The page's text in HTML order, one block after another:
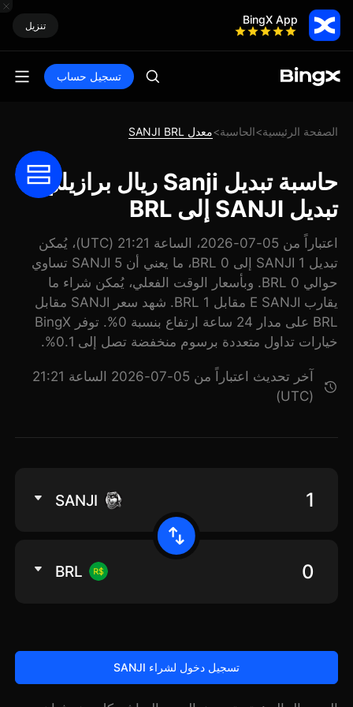
BingX App تنزيل
تسجيل حساب
الصفحة الرئيسية>الحاسبة>معدل SANJI BRL
حاسبة تبديل Sanji ريال برازيلي:
تبديل SANJI إلى BRL
اعتباراً من 05-07-2026، الساعة 21:21 (UTC)، يُمكن
تبديل 1 SANJI إلى 0 BRL، ما يعني أن 5 SANJI تساوي
حوالي 0 BRL. وبأسعار الوقت الفعلي، يُمكن شراء ما
يقارب E SANJI مقابل 1 BRL. شهد سعر SANJI مقابل
BRL على مدار 24 ساعة ارتفاع بنسبة 0%. توفر BingX
خيارات تداول متعددة برسوم منخفضة تصل إلى 0.1%.
آخر تحديث اعتباراً من 05-07-2026 الساعة 21:21
(UTC)
SANJI
BRL
تسجيل دخول لشراء SANJI